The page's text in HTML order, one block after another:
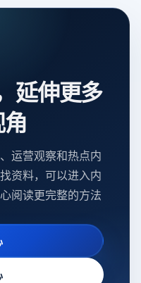
延伸更多
运营观察和热点内
资料，可以进入内
阅读更完整的方法